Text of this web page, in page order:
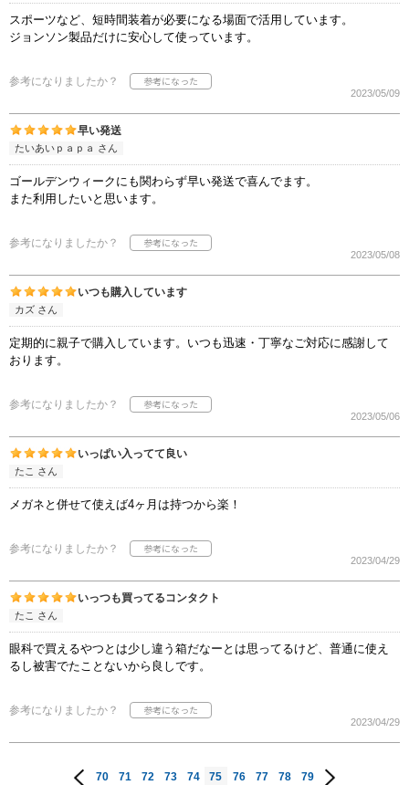
スポーツなど、短時間装着が必要になる場面で活用しています。
ジョンソン製品だけに安心して使っています。
参考になりましたか？
2023/05/09
早い発送
たいあいｐａｐａ さん
ゴールデンウィークにも関わらず早い発送で喜んでます。
また利用したいと思います。
参考になりましたか？
2023/05/08
いつも購入しています
カズ さん
定期的に親子で購入しています。いつも迅速・丁寧なご対応に感謝して
おります。
参考になりましたか？
2023/05/06
いっぱい入ってて良い
たこ さん
メガネと併せて使えば4ヶ月は持つから楽！
参考になりましたか？
2023/04/29
いっつも買ってるコンタクト
たこ さん
眼科で買えるやつとは少し違う箱だなーとは思ってるけど、普通に使え
るし被害でたことないから良しです。
参考になりましたか？
2023/04/29
70 71 72 73 74 75 76 77 78 79